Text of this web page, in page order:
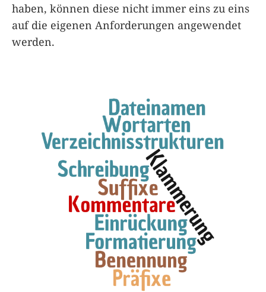
haben, können diese nicht immer eins zu eins
auf die eigenen Anforderungen angewendet
werden.